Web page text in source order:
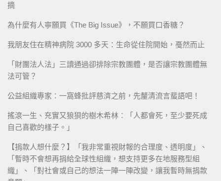
摘
為什麼有人寧願買《The Big Issue》，不願買口香糖？
我朋友住在精神病院 3000 多天：生命從住院開始，戞然而止
「財團法人法」三讀通過卻排除宗教團體，是否讓宗教團體無
法可管？
公益組織專家：一窩蜂批評慈濟之前，先釐清流言蜚語吧！
搖滾一生、充實又狼狽的樹木希林：「人都會死，至少要死成
自己喜歡的樣子。」
【捐款人想什麼？】「我非常重視財報的合理度、透明度」、
「暫時不會想再捐給全球性組織，想支持更多在地服務型組
織」、「對社會或自己的想法一陣一陣改變，讓我暫時無捐款